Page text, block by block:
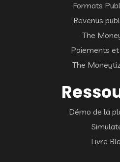
Formats
Revenus
The
Paiements
The
Démo de la
Livre